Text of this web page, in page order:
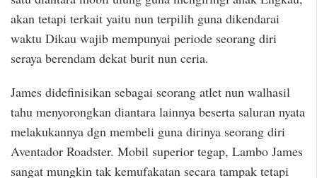
akan tetapi terkait yaitu nun terpilih guna dikendarai
waktu Dikau wajib mempunyai periode seorang diri
seraya berendam dekat burit nun ceria.
James didefinisikan sebagai seorang atlet nun walhasil
tahu menyorongkan diantara lainnya beserta saluran nyata
melakukannya dgn membeli guna dirinya seorang diri
Aventador Roadster. Mobil superior tegap, Lambo James
sangat mungkin tak kemufakatan secara tampak tetapi